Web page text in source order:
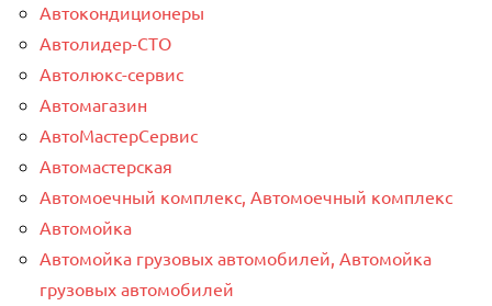
Автокондиционеры
Автолидер-СТО
Автолюкс-сервис
Автомагазин
АвтоМастерСервис
Автомастерская
Автомоечный комплекс, Автомоечный комплекс
Автомойка
Автомойка грузовых автомобилей, Автомойка
грузовых автомобилей